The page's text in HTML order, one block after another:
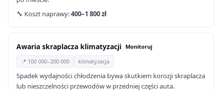
🔧 Koszt naprawy:400–1 800 zł
Awaria skraplacza klimatyzacji Monitoruj
📍 100 000–200 000 klimatyzacja
Spadek wydajności chłodzenia bywa skutkiem korozji skraplacza
lub nieszczelności przewodów w przedniej części auta.